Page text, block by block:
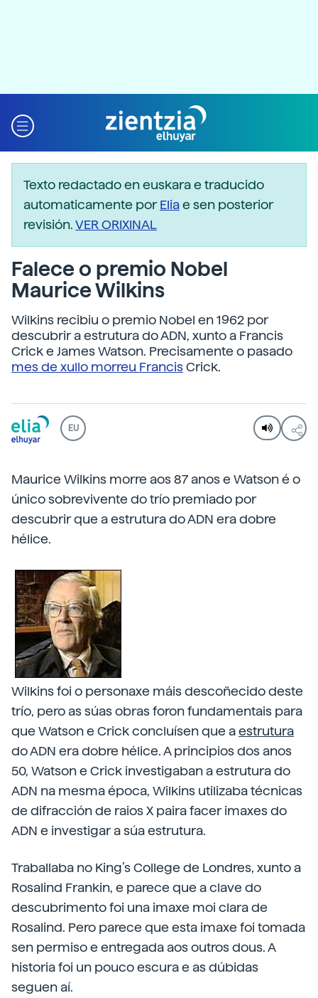
Texto redactado en euskara e traducido
automaticamente porEliae sen posterior
revisión.VER ORIXINAL
Falece o premio Nobel
Maurice Wilkins
Wilkins recibiu o premio Nobel en 1962 por
descubrir a estrutura do ADN, xunto a Francis
Crick e James Watson. Precisamente o pasado
mes de xullo morreu FrancisCrick.
EU
Maurice Wilkins morre aos 87 anos e Watson é o
único sobrevivente do trío premiado por
descubrir que a estrutura do ADN era dobre
hélice.
Wilkins foi o personaxe máis descoñecido deste
trío, pero as súas obras foron fundamentais para
que Watson e Crick concluísen que aestrutura
do ADN era dobre hélice. A principios dos anos
50, Watson e Crick investigaban a estrutura do
ADN na mesma época, Wilkins utilizaba técnicas
de difracción de raios X paira facer imaxes do
ADN e investigar a súa estrutura.
Traballaba no King’s College de Londres, xunto a
Rosalind Frankin, e parece que a clave do
descubrimento foi una imaxe moi clara de
Rosalind. Pero parece que esta imaxe foi tomada
sen permiso e entregada aos outros dous. A
historia foi un pouco escura e as dúbidas
seguen aí.